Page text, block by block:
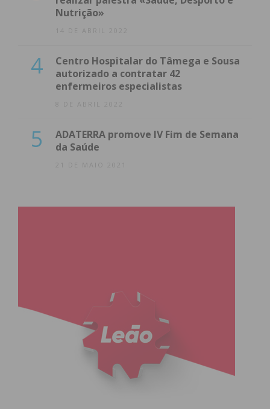
Nutrição»
14 DE ABRIL 2022
4
Centro Hospitalar do Tâmega e Sousa
autorizado a contratar 42
enfermeiros especialistas
8 DE ABRIL 2022
5
ADATERRA promove IV Fim de Semana
da Saúde
21 DE MAIO 2021